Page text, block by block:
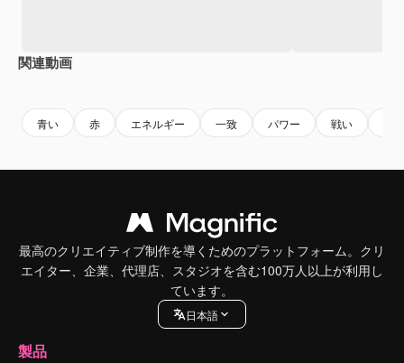
関連動画
青い 赤 エネルギー 一致 パワー 戦い
最高のクリエイティブ制作を導くためのプラットフォーム。クリ
エイター、企業、代理店、スタジオを含む100万人以上が利用し
ています。
日本語
製品